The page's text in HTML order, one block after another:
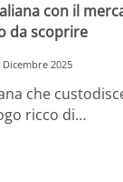
con il
da scoprire
Dicembre 2025
che
ricco di…